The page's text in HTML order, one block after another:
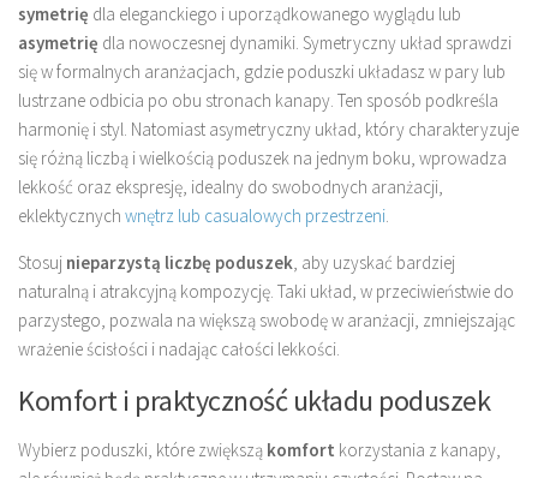
symetrię dla eleganckiego i uporządkowanego wyglądu lub
asymetrię dla nowoczesnej dynamiki. Symetryczny układ sprawdzi
się w formalnych aranżacjach, gdzie poduszki układasz w pary lub
lustrzane odbicia po obu stronach kanapy. Ten sposób podkreśla
harmonię i styl. Natomiast asymetryczny układ, który charakteryzuje
się różną liczbą i wielkością poduszek na jednym boku, wprowadza
lekkość oraz ekspresję, idealny do swobodnych aranżacji,
eklektycznych wnętrz lub casualowych przestrzeni
Stosuj nieparzystą liczbę poduszek , aby uzyskać bardziej
naturalną i atrakcyjną kompozycję. Taki układ, w przeciwieństwie do
parzystego, pozwala na większą swobodę w aranżacji, zmniejszając
wrażenie ścisłości i nadając całości lekkości.
Komfort i praktyczność układu poduszek
Wybierz poduszki, które zwiększą komfort korzystania z kanapy,